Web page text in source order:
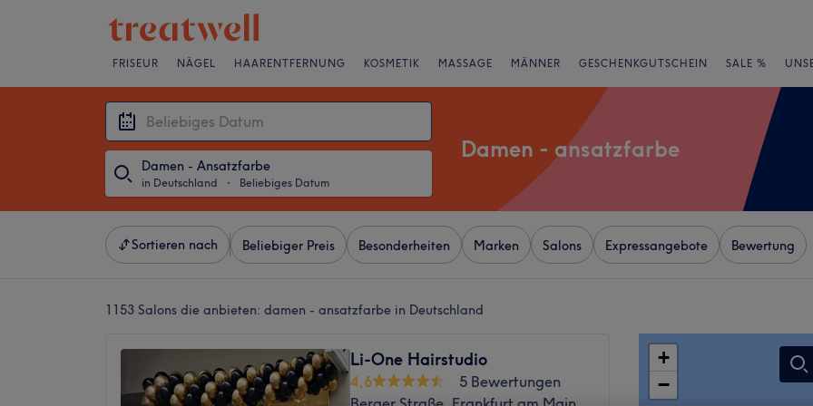
FRISEUR NÄGEL HAARENTFERNUNG KOSMETIK MASSAGE MÄNNER GESCHENKGUTSCHEIN SALE %
Damen - Ansatzfarbe
in Deutschland ・ Beliebiges Datum
Damen - ansatzfarbe
Sortieren nach Beliebiger Preis Besonderheiten Marken Salons Expressangebote Bewertung
1153 Salons die anbieten: damen - ansatzfarbe in Deutschland
Li-One Hairstudio
4,6
5 Bewertungen
+
−